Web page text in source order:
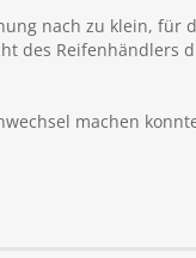
nach zu klein, für
des Reifenhändlers
machen